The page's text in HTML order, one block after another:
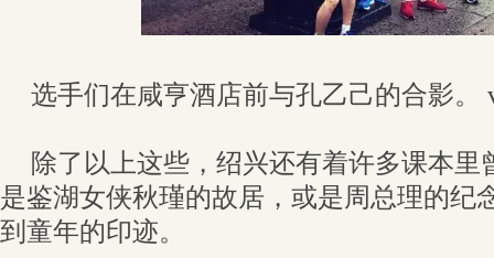
选手们在咸亨酒店前与孔乙己的合影。
除了以上这些，绍兴还有着许多课本里
是鉴湖女侠秋瑾的故居，或是周总理的纪
到童年的印迹。